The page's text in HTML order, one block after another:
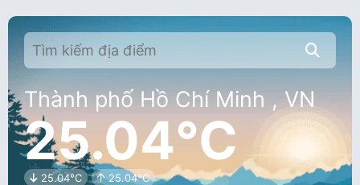
Thành phố Hồ Chí Minh , VN
25.04°C
25.04°C 25.04°C